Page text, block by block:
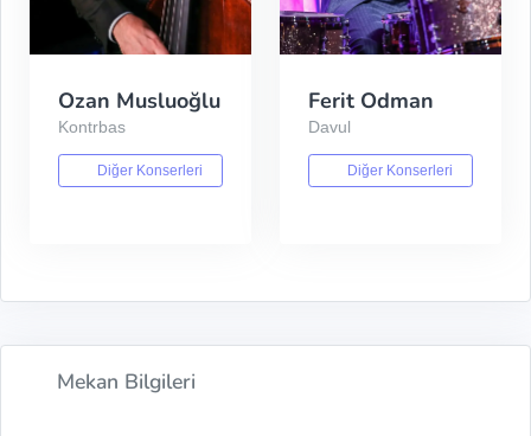
Ozan Musluoğlu
Kontrbas
Diğer Konserleri
Ferit Odman
Davul
Diğer Konserleri
Mekan Bilgileri